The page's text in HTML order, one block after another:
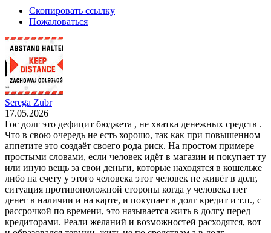
Скопировать ссылку
Пожаловаться
Serega Zubr
17.05.2026
Гос долг это дефицит бюджета , не хватка денежных средств .
Что в свою очередь не есть хорошо, так как при повышенном
аппетите это создаёт своего рода риск. На простом примере
простыми словами, если человек идёт в магазин и покупает ту
или иную вещь за свои деньги, которые находятся в кошельке
либо на счету у этого человека этот человек не живёт в долг,
ситуация противоположной стороны когда у человека нет
денег в наличии и на карте, и покупает в долг кредит и т.п., с
рассрочкой по времени, это называется жить в долгу перед
кредиторами. Реали желаний и возможностей расходятся, вот